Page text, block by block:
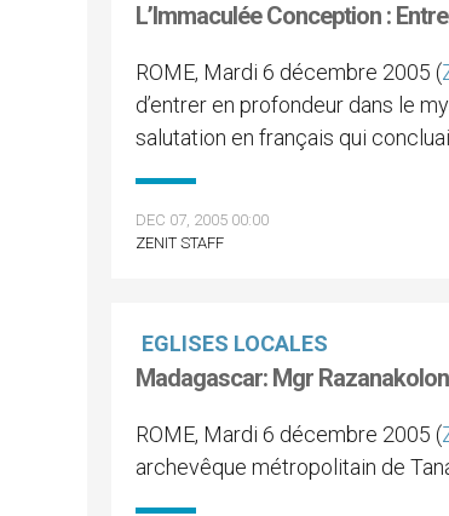
L’Immaculée Conception :
ROME, Mardi 6 décembre 2005 (
d’entrer en profondeur dans le
salutation en français qui
DEC 07, 2005 00:00
ZENIT STAFF
EGLISES LOCALES
Madagascar: Mgr
ROME, Mardi 6 décembre 2005 (
archevêque métropolitain de